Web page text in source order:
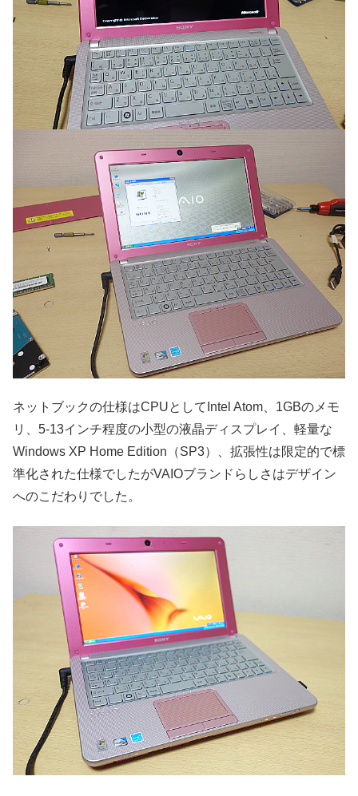
ネットブックの仕様はCPUとしてIntel Atom、1GBのメモ
リ、5-13インチ程度の小型の液晶ディスプレイ、軽量な
Windows XP Home Edition（SP3）、拡張性は限定的で標
準化された仕様でしたがVAIOブランドらしさはデザイン
へのこだわりでした。